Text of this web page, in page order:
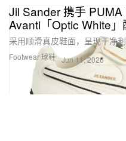
Footwear 球鞋
Jil Sander 携手
Avanti「Optic White」
采用顺滑真皮鞋面，呈现干净利
Jun 11, 2026